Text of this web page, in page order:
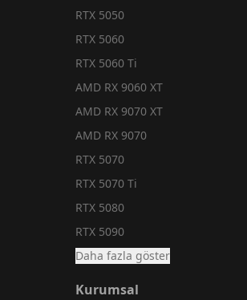
RTX 5050
RTX 5060
RTX 5060 Ti
AMD RX 9060 XT
AMD RX 9070 XT
AMD RX 9070
RTX 5070
RTX 5070 Ti
RTX 5080
RTX 5090
Daha fazla göster
Kurumsal